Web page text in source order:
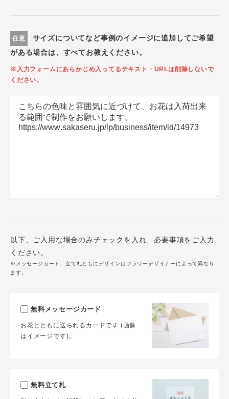
任意
サイズについてなど事例のイメージに追加してご希望
がある場合は、すべてお教えください。
※入力フォームにあらかじめ入ってるテキスト・URLは削除しないで
ください。
以下、ご入用な場合のみチェックを入れ、必要事項をご入力
ください。
※メッセージカード、立て札ともにデザインはフラワーデザイナーによって異なり
ます。
無料メッセージカード
お花とともに送られるカードです (画像
はイメージです)。
無料立て札